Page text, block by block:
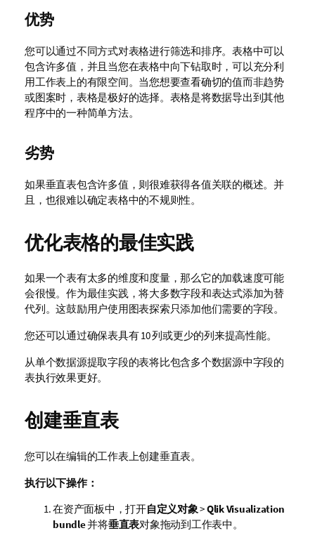
优势
您可以通过不同方式对表格进行筛选和排序。表格中可以
包含许多值，并且当您在表格中向下钻取时，可以充分利
用工作表上的有限空间。当您想要查看确切的值而非趋势
或图案时，表格是极好的选择。表格是将数据导出到其他
程序中的一种简单方法。
劣势
如果垂直表包含许多值，则很难获得各值关联的概述。并
且，也很难以确定表格中的不规则性。
优化表格的最佳实践
如果一个表有太多的维度和度量，那么它的加载速度可能
会很慢。作为最佳实践，将大多数字段和表达式添加为替
代列。这鼓励用户使用图表探索只添加他们需要的字段。
您还可以通过确保表具有 10 列或更少的列来提高性能。
从单个数据源提取字段的表将比包含多个数据源中字段的
表执行效果更好。
创建垂直表
您可以在编辑的工作表上创建垂直表。
执行以下操作：
在资产面板中，打开自定义对象>Qlik Visualization
bundle并将垂直表对象拖动到工作表中。